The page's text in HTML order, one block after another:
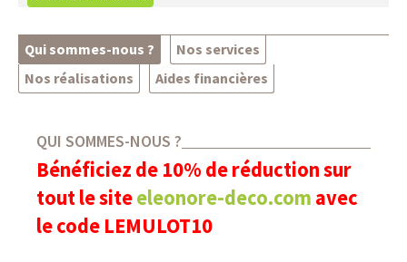
Qui sommes-nous ?
Nos services
Nos réalisations
Aides financières
QUI SOMMES-NOUS ?
Bénéficiez de 10% de réduction sur
tout le siteeleonore-deco.com avec
le code LEMULOT10